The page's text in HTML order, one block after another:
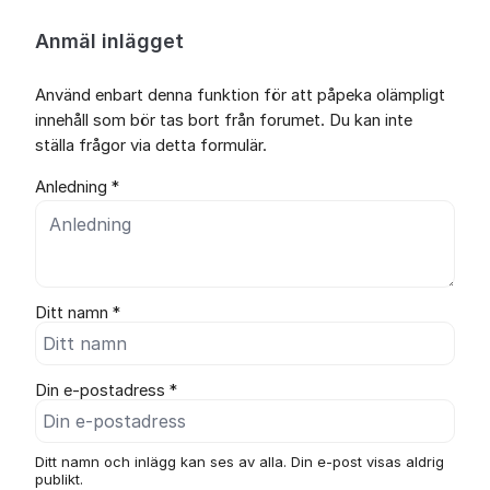
Anmäl inlägget
Använd enbart denna funktion för att påpeka olämpligt
innehåll som bör tas bort från forumet. Du kan inte
ställa frågor via detta formulär.
Anledning *
Ditt namn *
Din e-postadress *
Ditt namn och inlägg kan ses av alla. Din e-post visas aldrig
publikt.